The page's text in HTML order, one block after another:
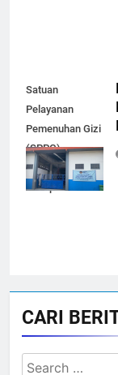
Satuan
Pelayanan
Pemenuhan Gizi
(SPPG)
Karangjati 3 di
Kabupaten Blora
CARI
Search